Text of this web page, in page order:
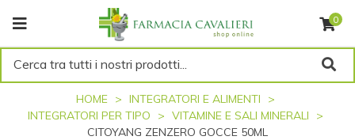
0
Cerca tra tutti i nostri prodotti...
HOME
INTEGRATORI E ALIMENTI
INTEGRATORI PER TIPO
VITAMINE E SALI MINERALI
CITOYANG ZENZERO GOCCE 50ML